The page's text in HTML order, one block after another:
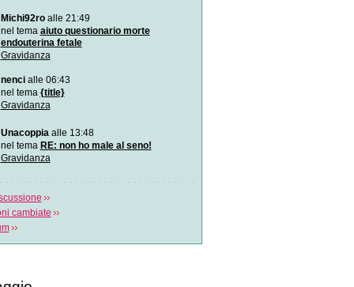
Michi92roalle 21:49
nel tema aiuto questionario morte
endouterina fetale
Gravidanza
nencialle 06:43
nel tema {title}
Gravidanza
Unacoppiaalle 13:48
nel tema RE: non ho male al seno!
Gravidanza
cambiate